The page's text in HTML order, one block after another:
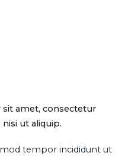
sit amet, consectetur
ut aliquip.
tempor incididunt ut